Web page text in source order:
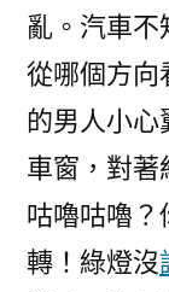
亂。汽車不
從哪個方向
的男人小
車窗，對著
咕嚕咕嚕？
轉！綠燈沒